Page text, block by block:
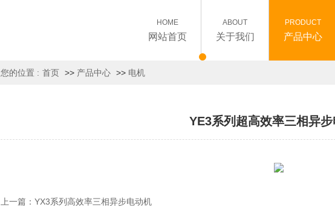
HOME
网站首页
ABOUT
关于我们
PRODUCT
产品中心
您的位置 : 首页 >> 产品中心 >> 电机
YE3系列超高效率三相异
上一篇： YX3系列高效率三相异步电动机